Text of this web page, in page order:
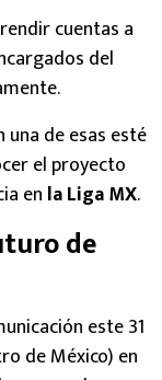
cuentas a
del
de esas esté
el proyecto
en la Liga MX.
de
este 31
de México) en